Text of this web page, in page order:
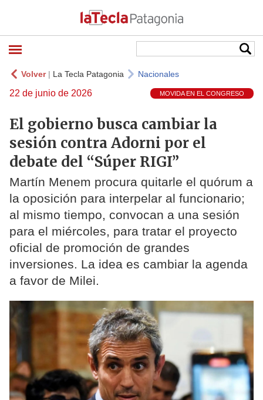
Volver| La Tecla Patagonia Nacionales
22 de junio de 2026 MOVIDA EN EL CONGRESO
El gobierno busca cambiar la
sesión contra Adorni por el
debate del “Súper RIGI”
Martín Menem procura quitarle el quórum a
la oposición para interpelar al funcionario;
al mismo tiempo, convocan a una sesión
para el miércoles, para tratar el proyecto
oficial de promoción de grandes
inversiones. La idea es cambiar la agenda
a favor de Milei.